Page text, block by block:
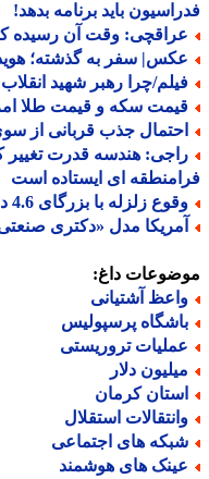
باید برنامه بدهد!
وقت آن رسیده که
سفر به گذشته؛ هویدا در
چرا رهبر شهید انقلاب به
سکه و قیمت طلا امروز شنبه 17 مرداد
جذب قربانی از سوی
هندسه قدرت تغییر
ای ایستاده است
زلزله با بزرگای 4.6 در گلباف کرمان
مدل «دکتری صنعتی»
داغ:
آشتیانی
پرسپولیس
تروریستی
دلار
کرمان
استقلال
های اجتماعی
های هوشمند